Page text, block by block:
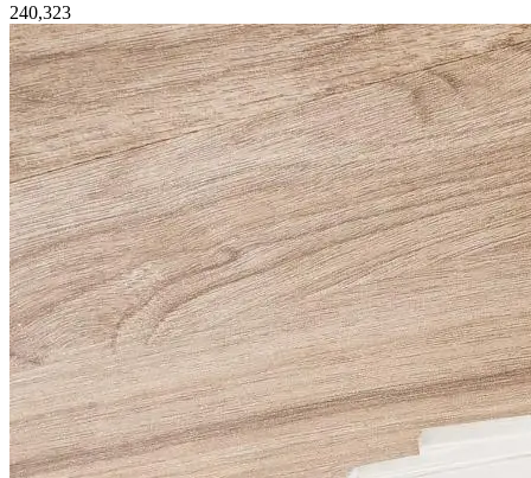
240,323